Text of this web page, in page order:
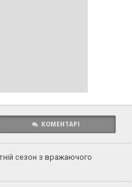
КОМЕНТАРІ
сезон з вражаючого